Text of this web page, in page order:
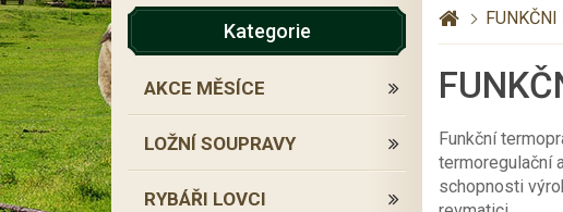
Kategorie
AKCE MĚSÍCE
LOŽNÍ SOUPRAVY
RYBÁŘI LOVCI
FUNKČNI
Funkční
termoregulační
schopnosti